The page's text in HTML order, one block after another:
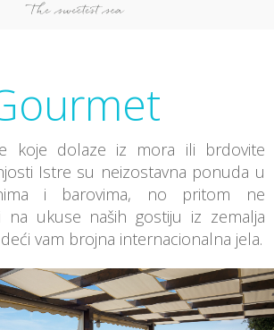
koje dolaze iz mora ili brdovite
Istre su neizostavna ponuda u
i barovima, no pritom ne
na ukuse naših gostiju iz zemalja
vam brojna internacionalna jela.